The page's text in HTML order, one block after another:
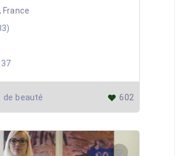
France
de beauté 602